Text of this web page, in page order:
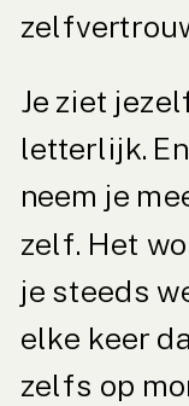
Je ziet
letterlijk.
neem je
zelf. Het
je steeds
elke keer
zelfs op